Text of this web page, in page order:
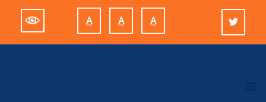
content
ADecrease
font
AReset
font
AIncrease
font